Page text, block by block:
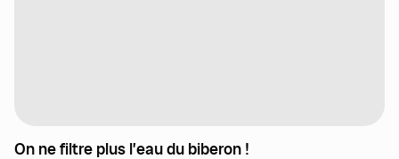
On ne filtre plus l’eau du biberon !